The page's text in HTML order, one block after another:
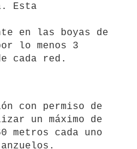
Esta
en las boyas de
lo menos 3
un máximo de
metros cada uno